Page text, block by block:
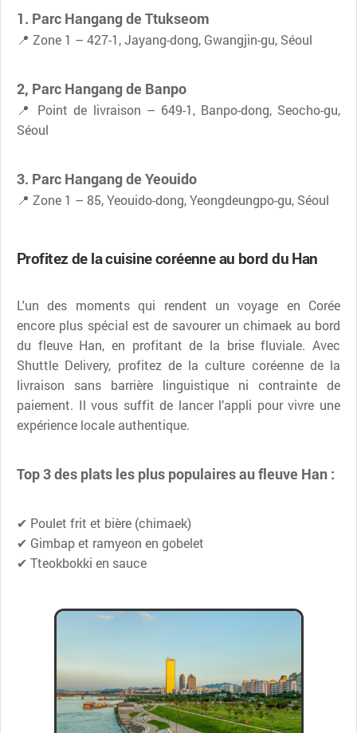
1. Parc Hangang de Ttukseom
📍 Zone 1 – 427-1, Jayang-dong, Gwangjin-gu, Séoul
2, Parc Hangang de Banpo
📍 Point de livraison – 649-1, Banpo-dong, Seocho-gu,
Séoul
3. Parc Hangang de Yeouido
📍 Zone 1 – 85, Yeouido-dong, Yeongdeungpo-gu, Séoul
Profitez de la cuisine coréenne au bord du Han
L'un des moments qui rendent un voyage en Corée
encore plus spécial est de savourer un chimaek au bord
du fleuve Han, en profitant de la brise fluviale. Avec
Shuttle Delivery, profitez de la culture coréenne de la
livraison sans barrière linguistique ni contrainte de
paiement. Il vous suffit de lancer l’appli pour vivre une
expérience locale authentique.
Top 3 des plats les plus populaires au fleuve Han :
✔ Poulet frit et bière (chimaek)
✔ Gimbap et ramyeon en gobelet
✔ Tteokbokki en sauce